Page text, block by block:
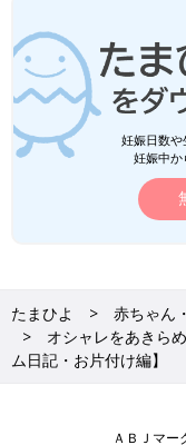
妊娠日数
妊娠中か
たまひよ 赤ちゃん
オシャレをあきら
ム日記・お片付け編】
ＡＢＪマー